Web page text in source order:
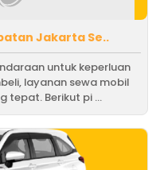
Jakarta Se..
untuk keperluan
layanan sewa mobil
tepat. Berikut pi ...